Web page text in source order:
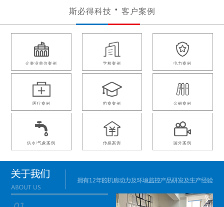
斯必得科技 客户案例
企事业单位案例 学校案例 电力案例
医疗案例 档案案例 金融案例
供水/气象案例 传媒案例 国外案例